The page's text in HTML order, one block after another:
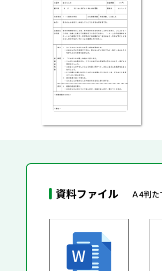
資料ファイル Ａ4判